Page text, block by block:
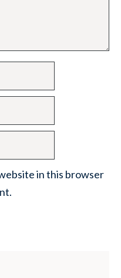
in this browser